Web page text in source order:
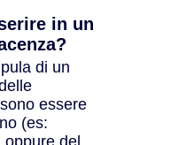
in un
di un
essere
(es: